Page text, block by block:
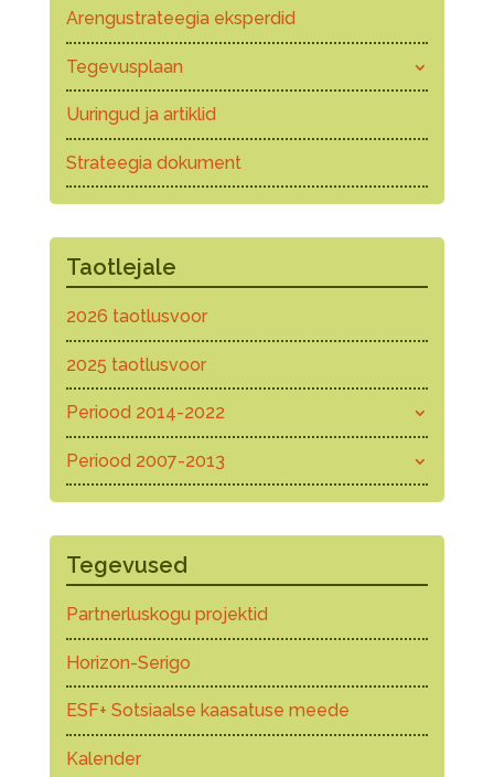
Arengustrateegia eksperdid
Tegevusplaan
Uuringud ja artiklid
Strateegia dokument
Taotlejale
2026 taotlusvoor
2025 taotlusvoor
Periood 2014-2022
Periood 2007-2013
Tegevused
Partnerluskogu projektid
Horizon-Serigo
ESF+ Sotsiaalse kaasatuse meede
Kalender